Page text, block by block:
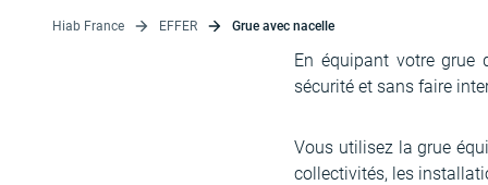
Hiab France EFFER Grue avec nacelle
En équipant votre grue
sécurité et sans faire
Vous utilisez la grue
collectivités, les